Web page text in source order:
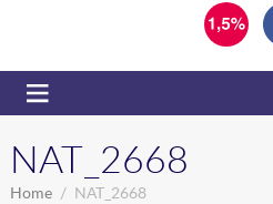
NAT_2668
Home NAT_2668